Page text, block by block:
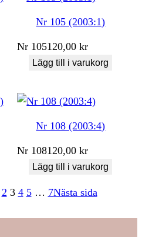
Nr 105 (2003:1)
Nr 105120,00kr
Lägg till i varukorg
Nr 108 (2003:4)
Nr 108120,00kr
Lägg till i varukorg
2 3 4 5 … 7Nästa sida